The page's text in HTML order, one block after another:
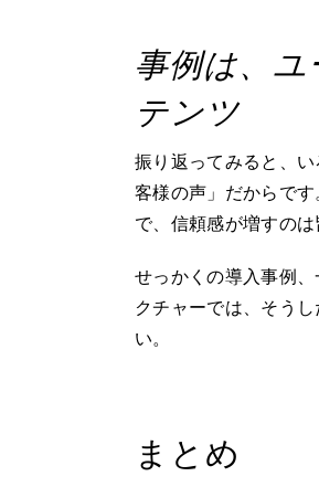
事例は、ユ
テンツ
振り返ってみると、
客様の声」だからで
で、信頼感が増すのは
せっかくの導入事例
クチャーでは、そう
い。
まとめ